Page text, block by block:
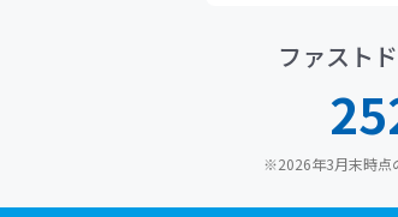
その他
ファスト
※2026年3月末時点